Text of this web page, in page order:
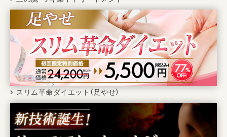
スリム革命ダイエット（足やせ）